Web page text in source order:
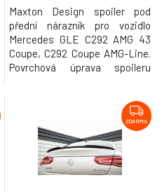
Maxton Design spoiler pod
přední nárazník pro vozidlo
Mercedes GLE C292 AMG 43
Coupe, C292 Coupe AMG-Line.
Povrchová úprava spoileru
ZDARMA